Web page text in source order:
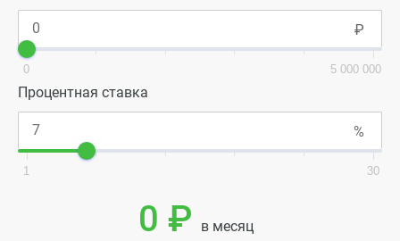
0 5 000 000
Процентная ставка
1 30
0 ₽ в месяц